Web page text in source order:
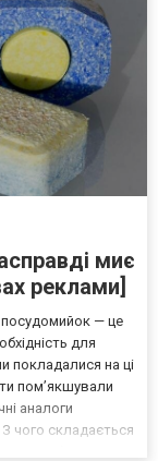
миє
реклами]
посудомийок — це
для
покладалися на ці
пом’якшували
аналоги
З чого складається